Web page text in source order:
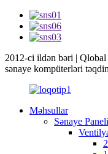
2012-ci ildən bəri | Qlobal
sənaye kompüterləri
Məhsullar
Sənaye